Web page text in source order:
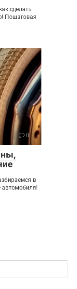
сделать
Пошаговая
0
в
автомобиля!